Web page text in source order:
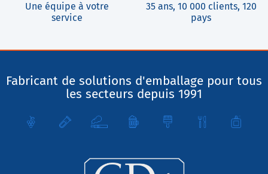
Une équipe à votre
service
35 ans, 10 000 clients, 120
pays
Fabricant de solutions d'emballage pour tous
les secteurs depuis 1991